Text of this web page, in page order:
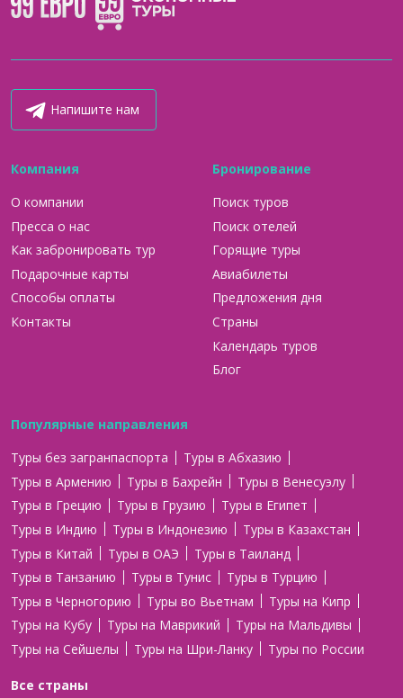
Напишите нам
Компания
О компании
Пресса о нас
Как забронировать тур
Подарочные карты
Способы оплаты
Контакты
Бронирование
Поиск туров
Поиск отелей
Горящие туры
Авиабилеты
Предложения дня
Страны
Календарь туров
Блог
Популярные направления
Туры без загранпаспорта
Туры в Абхазию
Туры в Армению
Туры в Бахрейн
Туры в Венесуэлу
Туры в Грецию
Туры в Грузию
Туры в Египет
Туры в Индию
Туры в Индонезию
Туры в Казахстан
Туры в Китай
Туры в ОАЭ
Туры в Таиланд
Туры в Танзанию
Туры в Тунис
Туры в Турцию
Туры в Черногорию
Туры во Вьетнам
Туры на Кипр
Туры на Кубу
Туры на Маврикий
Туры на Мальдивы
Туры на Сейшелы
Туры на Шри-Ланку Туры по России
Все страны